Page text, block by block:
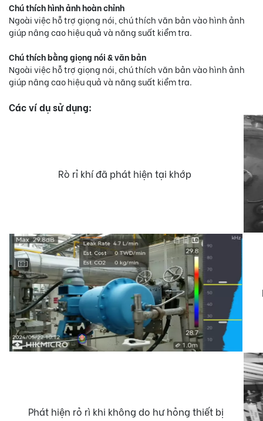
Chú thích hình ảnh hoàn chỉnh
Ngoài việc hỗ trợ giọng nói, chú thích văn bản vào hình ảnh
giúp nâng cao hiệu quả và năng suất kiểm tra.
Chú thích bằng giọng nói & văn bản
Ngoài việc hỗ trợ giọng nói, chú thích văn bản vào hình ảnh
giúp nâng cao hiệu quả và năng suất kiểm tra.
Các ví dụ sử dụng:
Rò rỉ khí đã phát hiện tại khớp
Phát hiện rỏ rì khi không do hư hỏng thiết bị